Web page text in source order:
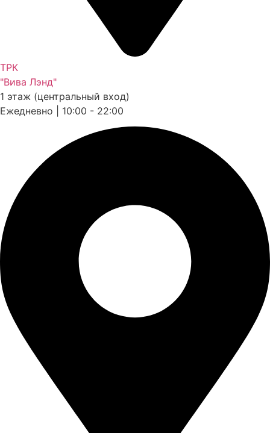
ТРК
"Вива Лэнд"
1 этаж (центральный вход)
Ежедневно | 10:00 - 22:00